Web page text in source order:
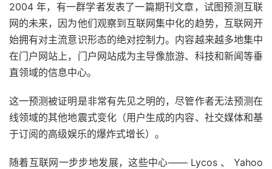
2004 年，有一群学者发表了一篇期刊文章，试图预测互联
网的未来，因为他们观察到互联网集中化的趋势，互联网开
始拥有对主流意识形态的绝对控制力。内容越来越多地集中
在门户网站上，门户网站成为主导像旅游、科技和新闻等垂
直领域的信息中心。
这一预测被证明是非常有先见之明的，尽管作者无法预测在
线领域的其他地震式变化（用户生成的内容、社交媒体和基
于订阅的高级娱乐的爆炸式增长）。
随着互联网一步步地发展，这些中心—— Lycos 、 Yahoo